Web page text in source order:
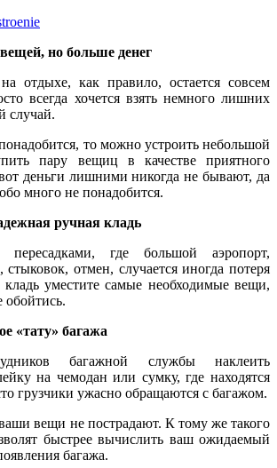
но больше денег
отдыхе, как правило, остается совсем
всегда хочется взять немного лишних
случай.
то можно устроить небольшой
пару вещиц в качестве приятного
деньги лишними никогда не бывают, да
много не понадобится.
ручная кладь
где большой аэропорт,
отмен, случается иногда потеря
уместите самые необходимые вещи,
обойтись.
«тату» багажа
багажной службы наклеить
на чемодан или сумку, где находятся
грузчики ужасно обращаются с багажом.
вещи не пострадают. К тому же такого
быстрее вычислить ваш ожидаемый
багажа.